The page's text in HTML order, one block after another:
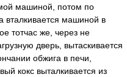
машиной, потом по
вталкивается машиной в
тотчас же, через не
дверь, вытаскивается
обжига в печи,
кокс выталкивается из